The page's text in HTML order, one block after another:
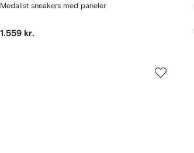
Medalist sneakers med paneler
1.559 kr.